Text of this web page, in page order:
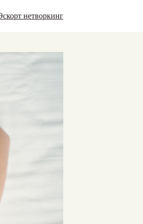
нетворкинг